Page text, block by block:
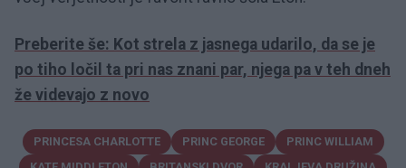
Preberite še: Kot strela z jasnega udarilo, da se je
po tiho ločil ta pri nas znani par, njega pa v teh dneh
že videvajo z novo
PRINCESA CHARLOTTE PRINC GEORGE
PRINC WILLIAM